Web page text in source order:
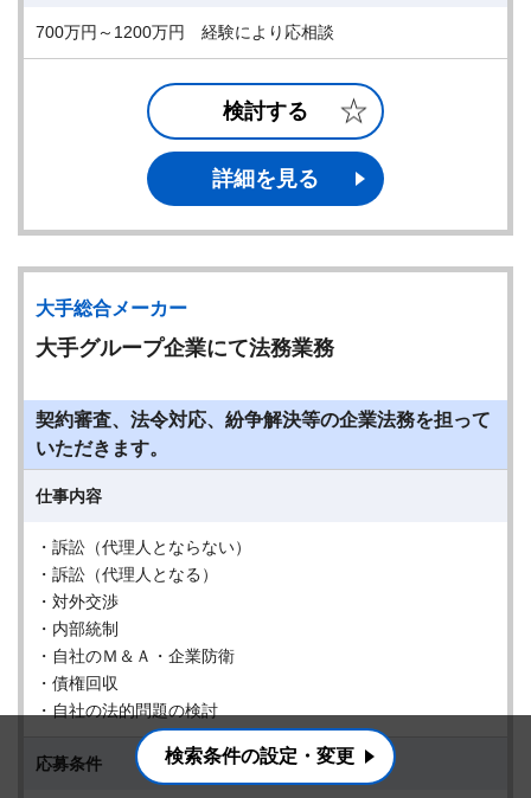
700万円～1200万円 経験により応相談
検討する
詳細を見る
大手総合メーカー
大手グループ企業にて法務業務
契約審査、法令対応、紛争解決等の企業法務を担って
いただきます。
仕事内容
・訴訟（代理人とならない）
・訴訟（代理人となる）
・対外交渉
・内部統制
・自社のＭ＆Ａ・企業防衛
・債権回収
・自社の法的問題の検討
応募条件 検索条件の設定・変更